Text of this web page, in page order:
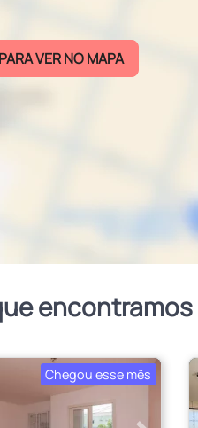
VER NO MAPA
Chegou esse mês